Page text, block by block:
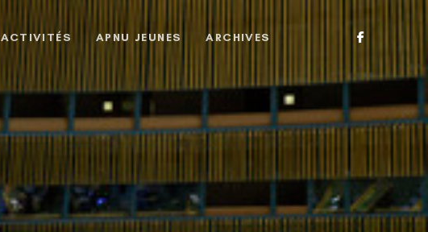
ACTIVITÉS APNU JEUNES ARCHIVES